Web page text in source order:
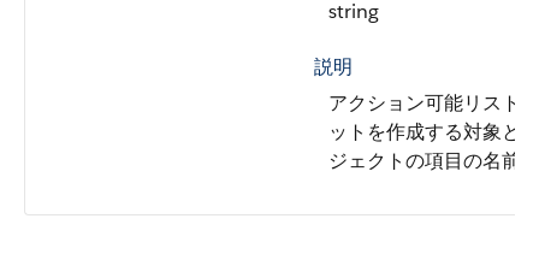
string
説明
アクション可能リスト
ットを作成する対象と
ジェクトの項目の名前。